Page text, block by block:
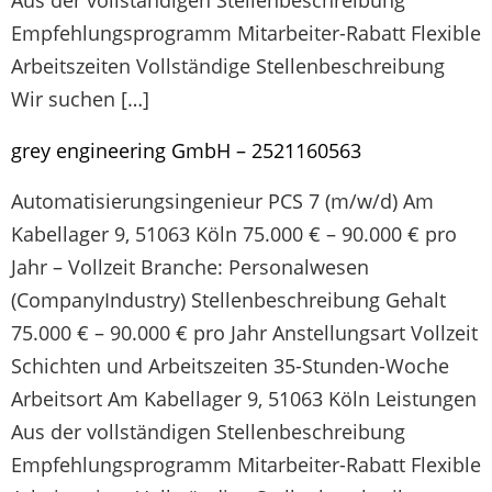
Empfehlungsprogramm Mitarbeiter-Rabatt Flexible
Arbeitszeiten Vollständige Stellenbeschreibung
Wir suchen […]
grey engineering GmbH – 2521160563
Automatisierungsingenieur PCS 7 (m/w/d) Am
Kabellager 9, 51063 Köln 75.000 € – 90.000 € pro
Jahr – Vollzeit Branche: Personalwesen
(CompanyIndustry) Stellenbeschreibung Gehalt
75.000 € – 90.000 € pro Jahr Anstellungsart Vollzeit
Schichten und Arbeitszeiten 35-Stunden-Woche
Arbeitsort Am Kabellager 9, 51063 Köln Leistungen
Aus der vollständigen Stellenbeschreibung
Empfehlungsprogramm Mitarbeiter-Rabatt Flexible